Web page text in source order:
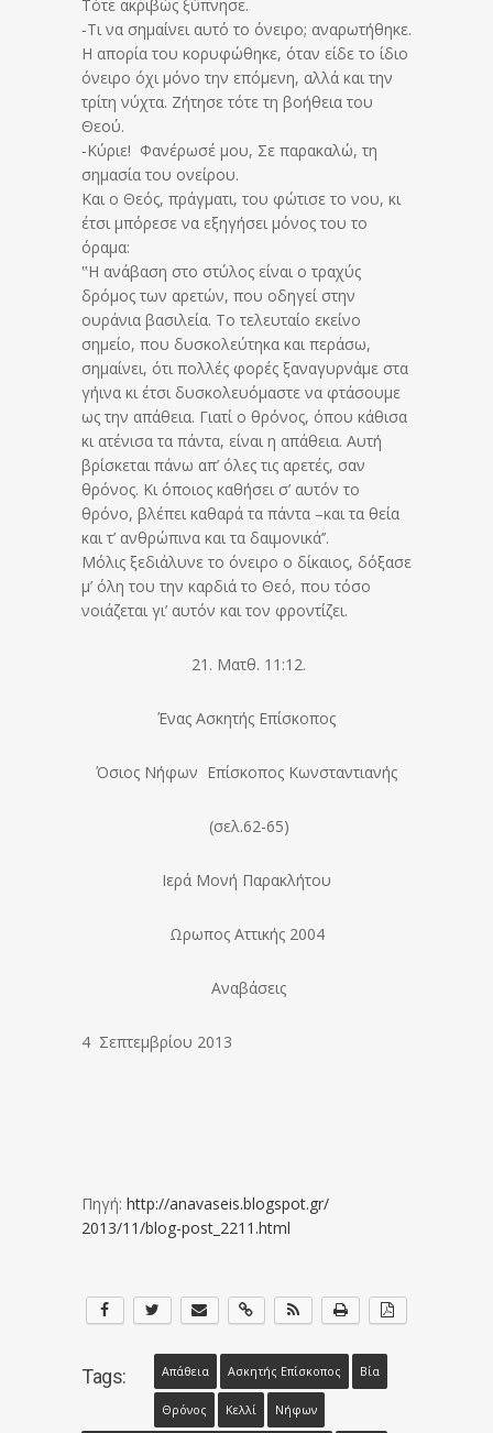
Τότε ακριβώς ξύπνησε.
-Τι να σημαίνει αυτό το όνειρο; αναρωτήθηκε.
Η απορία του κορυφώθηκε, όταν είδε το ίδιο
όνειρο όχι μόνο την επόμενη, αλλά και την
τρίτη νύχτα. Ζήτησε τότε τη βοήθεια του
Θεού.
-Κύριε! Φανέρωσέ μου, Σε παρακαλώ, τη
σημασία του ονείρου.
Και ο Θεός, πράγματι, του φώτισε το νου, κι
έτσι μπόρεσε να εξηγήσει μόνος του το
όραμα:
‟Η ανάβαση στο στύλος είναι ο τραχύς
δρόμος των αρετών, που οδηγεί στην
ουράνια βασιλεία. Το τελευταίο εκείνο
σημείο, που δυσκολεύτηκα και περάσω,
σημαίνει, ότι πολλές φορές ξαναγυρνάμε στα
γήινα κι έτσι δυσκολευόμαστε να φτάσουμε
ως την απάθεια. Γιατί ο θρόνος, όπου κάθισα
κι ατένισα τα πάντα, είναι η απάθεια. Αυτή
βρίσκεται πάνω απ’ όλες τις αρετές, σαν
θρόνος. Κι όποιος καθήσει σ’ αυτόν το
θρόνο, βλέπει καθαρά τα πάντα –και τα θεία
και τ’ ανθρώπινα και τα δαιμονικά’’.
Μόλις ξεδιάλυνε το όνειρο ο δίκαιος, δόξασε
μ’ όλη του την καρδιά το Θεό, που τόσο
νοιάζεται γι’ αυτόν και τον φροντίζει.
21. Ματθ. 11:12.
Ένας Ασκητής Επίσκοπος
Όσιος Νήφων Επίσκοπος Κωνσταντιανής
(σελ.62-65)
Ιερά Μονή Παρακλήτου
Ωρωπος Αττικής 2004
Αναβάσεις
4 Σεπτεμβρίου 2013
Πηγή: http://anavaseis.blogspot.gr/
2013/11/blog-post_2211.html
Tags: Απάθεια Ασκητής Επίσκοπος Βία
Θρόνος Κελλί Νήφων